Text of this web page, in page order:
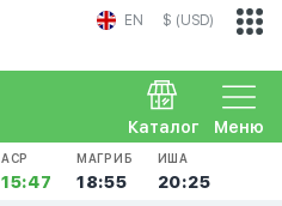
EN $ (USD)
Меню
Каталог
АСР
15:47
МАГРИБ
18:55
ИША
20:25